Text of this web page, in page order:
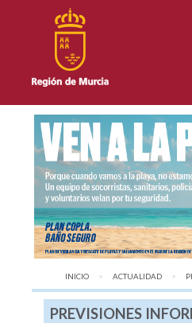
INICIO ACTUALIDAD
PREVISIONES